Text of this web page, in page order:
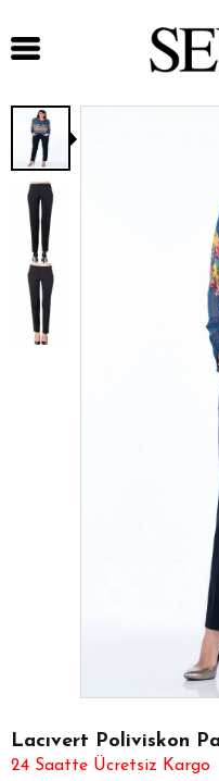
Lacıvert Poliviskon
24 Saatte Ücretsiz Kargo